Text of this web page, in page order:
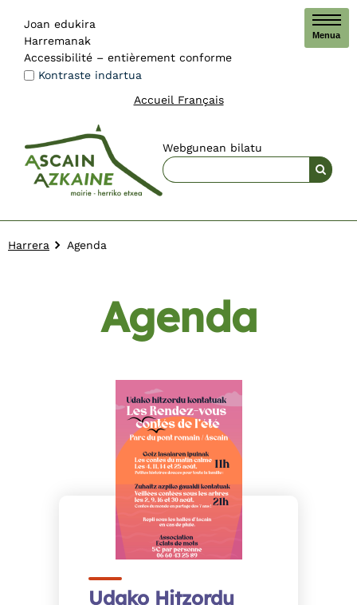
Joan edukira
Harremanak
Accessibilité – entièrement conforme
Kontraste indartua
Accueil Français
Webgunean bilatu
Menua
Harrera Agenda
Agenda
Udako Hitzordu